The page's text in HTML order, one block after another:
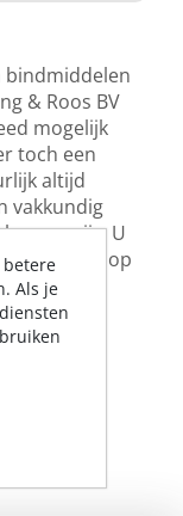
bindmiddelen
& Roos BV
mogelijk
toch een
altijd
vakkundig
prijs. U
op
en
betere
Als je